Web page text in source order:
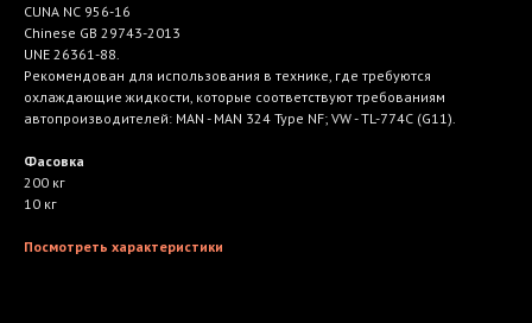
CUNA NC 956-16
Chinese GB 29743-2013
UNE 26361-88.
Рекомендован для использования в технике, где требуются
охлаждающие жидкости, которые соответствуют требованиям
автопроизводителей: MAN - MAN 324 Type NF; VW - TL-774C (G11).
Фасовка
200 кг
10 кг
Посмотреть характеристики